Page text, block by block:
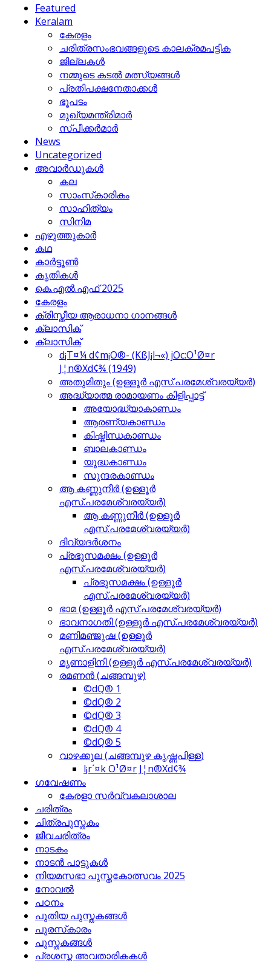
Featured
Keralam
കേരളം
ചരിത്രസംഭവങ്ങളുടെ കാലക്രമപട്ടിക
ജില്ലകള്‍
നമ്മുടെ കടല്‍ മത്സ്യങ്ങള്‍
പ്രതിപക്ഷനേതാക്കള്‍
ഭൂപടം
മുഖ്യമന്ത്രിമാര്‍
സ്പീക്കര്‍മാര്‍
News
Uncategorized
അവാര്‍ഡുകള്‍
കല
സാംസ്‌കാരികം
സാഹിത്യം
സിനിമ
എഴുത്തുകാര്‍
കഥ
കാര്‍ട്ടൂണ്‍
കൃതികള്‍
കെ.എല്‍.എഫ് 2025
കേരളം
ക്രിസ്തീയ ആരാധനാ ഗാനങ്ങള്‍
ക്ലാസിക്‌
ക്ലാസിക്
d¡T¤¼ d¢m¡O®- (KßJ¡l¬«) jOc:O¹Ø¤r
J¦n®Xd¢¾ (1949)
അതുമിതും (ഉള്ളൂര്‍ എസ്.പരമേശ്വരയ്യര്‍)
അദ്ധ്യാത്മ രാമായണം കിളിപ്പാട്ട്‌
അയോദ്ധ്യാകാണ്ഡം
ആരണ്യകാണ്ഡം
കിഷ്കിന്ധകാണ്ഡം
ബാലകാണ്ഡം
യൂദ്ധകാണ്ഡം
സുന്ദരകാണ്ഡം
ആ കണ്ണുനീര്‍ (ഉള്ളൂര്‍
എസ്.പരമേശ്വരയ്യര്‍)
ആ കണ്ണുനീര്‍ (ഉള്ളൂര്‍
എസ്.പരമേശ്വരയ്യര്‍)
ദിവ്യദര്‍ശനം
പ്രഭുസമക്ഷം (ഉള്ളൂര്‍
എസ്.പരമേശ്വരയ്യര്‍)
പ്രഭുസമക്ഷം (ഉള്ളൂര്‍
എസ്.പരമേശ്വരയ്യര്‍)
ഭാമ (ഉള്ളൂര്‍ എസ്.പരമേശ്വരയ്യര്‍)
ഭാവനാഗതി (ഉള്ളൂര്‍ എസ്.പരമേശ്വരയ്യര്‍)
മണിമഞ്ജുഷ (ഉള്ളൂര്‍
എസ്.പരമേശ്വരയ്യര്‍)
മൃണാളിനി (ഉള്ളൂര്‍ എസ്.പരമേശ്വരയ്യര്‍)
രമണന്‍ (ചങ്ങമ്പുഴ)
©dQ® 1
©dQ® 2
©dQ® 3
©dQ® 4
©dQ® 5
വാഴക്കുല (ചങ്ങമ്പുഴ കൃഷ്ണപിള്ള)
l¡r´¤k O¹Ø¤r J¦n®Xd¢¾
ഗവേഷണം
കേരളാ സര്‍വ്വകലാശാല
ചരിത്രം
ചിത്രപുസ്തകം
ജീവചരിത്രം
നാടകം
നാടന്‍ പാട്ടുകള്‍
നിയമസഭാ പുസ്തകോത്സവം 2025
നോവല്‍
പഠനം
പുതിയ പുസ്തകങ്ങള്‍
പുരസ്‌കാരം
പുസ്തകങ്ങള്‍
പ്രശസ്ത അവതാരികകള്‍